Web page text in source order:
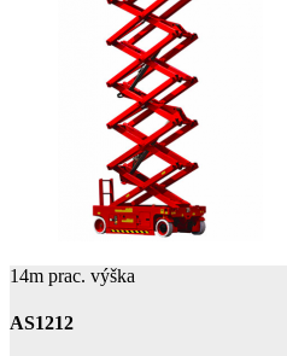
14m prac. výška
AS1212